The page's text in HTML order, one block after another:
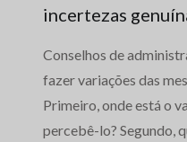
incertezas
Conselhos de
fazer variações das
Primeiro, onde está o
percebê-lo? Segundo,